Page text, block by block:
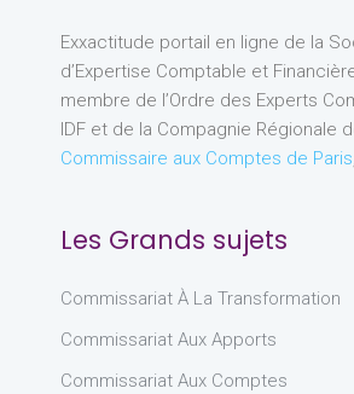
Exxactitude portail en ligne de la
d’Expertise Comptable et
membre de l’Ordre des Experts
IDF et de la Compagnie Régionale
Commissaire aux Comptes de Paris
Les Grands sujets
Commissariat À La Transformation
Commissariat Aux Apports
Commissariat Aux Comptes